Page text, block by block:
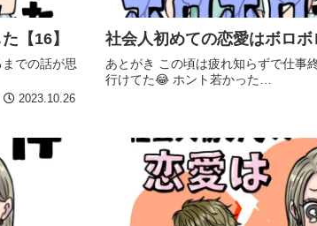
【16】
での話が思
2023.10.26
社会人初めての恋愛はボロボ
あとがき この頃は疲れ知らずで仕事
行けてた😂 ホント若かった…